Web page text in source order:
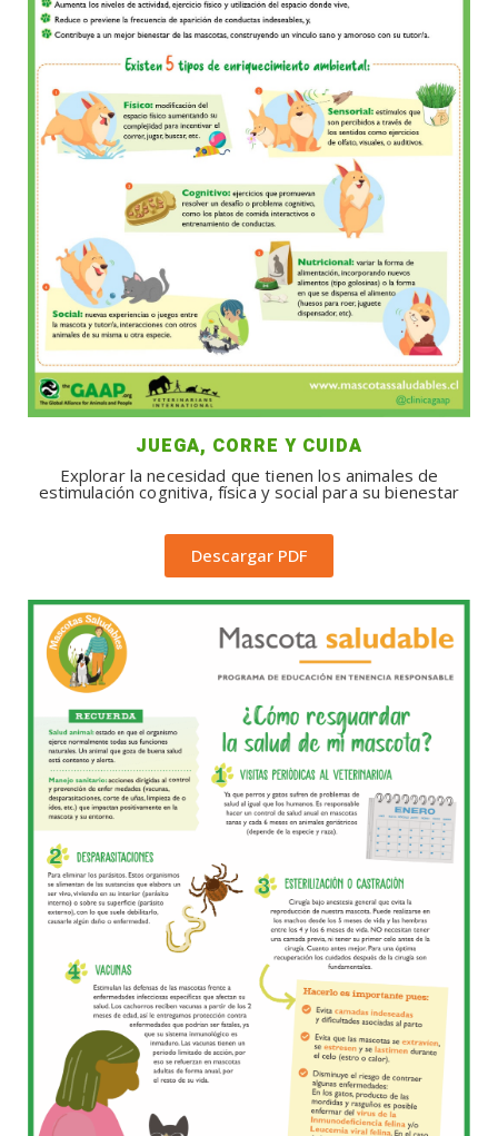
JUEGA, CORRE Y CUIDA
Explorar la necesidad que tienen los animales de
estimulación cognitiva, física y social para su bienestar
Descargar PDF